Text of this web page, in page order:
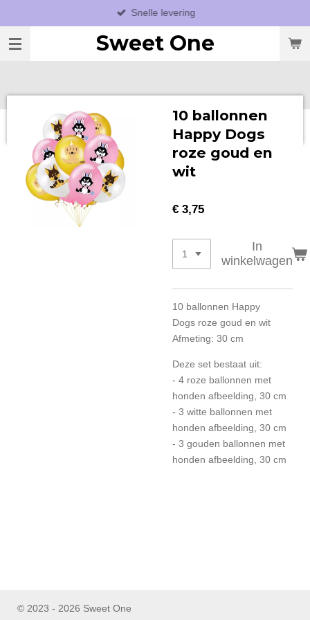
direct
naar
Sweet One
Snelle levering
10 ballonnen
Happy Dogs
roze goud en
wit
€ 3,75
In
winkelwagen
10 ballonnen Happy
Dogs roze goud en wit
Afmeting: 30 cm
Deze set bestaat uit:
- 4 roze ballonnen met
honden afbeelding, 30 cm
- 3 witte ballonnen met
honden afbeelding, 30 cm
- 3 gouden ballonnen met
honden afbeelding, 30 cm
© 2023 - 2026 Sweet One